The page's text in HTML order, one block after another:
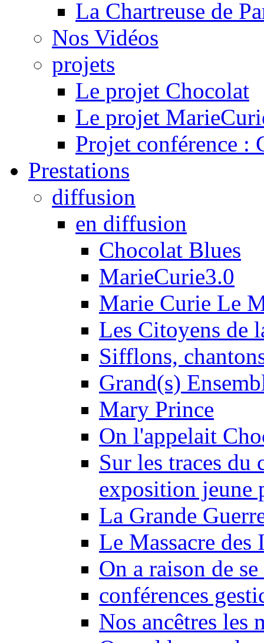
La Chartreuse de
Nos Vidéos
projets
Le projet Chocolat
Le projet
Projet conférence :
Prestations
diffusion
en diffusion
Chocolat Blues
MarieCurie3.0
Marie Curie Le
Les Citoyens de
Sifflons,
Grand(s)
Mary Prince
On l'appelait
Sur les traces
exposition jeune
La Grande
Le Massacre des
On a raison de
conférences
Nos ancêtres les